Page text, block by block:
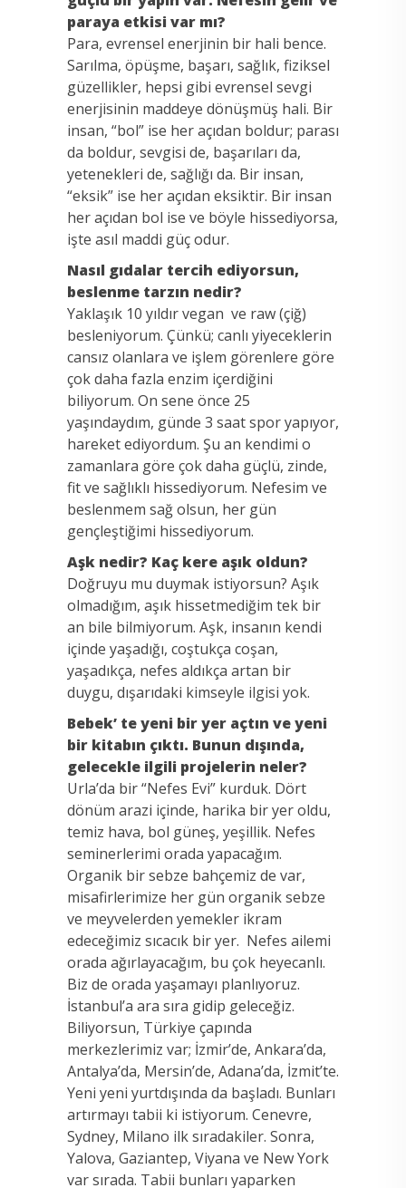
paraya etkisi var mı?
Para, evrensel enerjinin bir hali bence.
Sarılma, öpüşme, başarı, sağlık, fiziksel
güzellikler, hepsi gibi evrensel sevgi
enerjisinin maddeye dönüşmüş hali. Bir
insan, “bol” ise her açıdan boldur; parası
da boldur, sevgisi de, başarıları da,
yetenekleri de, sağlığı da. Bir insan,
“eksik” ise her açıdan eksiktir. Bir insan
her açıdan bol ise ve böyle hissediyorsa,
işte asıl maddi güç odur.
Nasıl gıdalar tercih ediyorsun,
beslenme tarzın nedir?
Yaklaşık 10 yıldır vegan ve raw (çiğ)
besleniyorum. Çünkü; canlı yiyeceklerin
cansız olanlara ve işlem görenlere göre
çok daha fazla enzim içerdiğini
biliyorum. On sene önce 25
yaşındaydım, günde 3 saat spor yapıyor,
hareket ediyordum. Şu an kendimi o
zamanlara göre çok daha güçlü, zinde,
fit ve sağlıklı hissediyorum. Nefesim ve
beslenmem sağ olsun, her gün
gençleştiğimi hissediyorum.
Aşk nedir? Kaç kere aşık oldun?
Doğruyu mu duymak istiyorsun? Aşık
olmadığım, aşık hissetmediğim tek bir
an bile bilmiyorum. Aşk, insanın kendi
içinde yaşadığı, coştukça coşan,
yaşadıkça, nefes aldıkça artan bir
duygu, dışarıdaki kimseyle ilgisi yok.
Bebek’ te yeni bir yer açtın ve yeni
bir kitabın çıktı. Bunun dışında,
gelecekle ilgili projelerin neler?
Urla’da bir “Nefes Evi” kurduk. Dört
dönüm arazi içinde, harika bir yer oldu,
temiz hava, bol güneş, yeşillik. Nefes
seminerlerimi orada yapacağım.
Organik bir sebze bahçemiz de var,
misafirlerimize her gün organik sebze
ve meyvelerden yemekler ikram
edeceğimiz sıcacık bir yer. Nefes ailemi
orada ağırlayacağım, bu çok heyecanlı.
Biz de orada yaşamayı planlıyoruz.
İstanbul’a ara sıra gidip geleceğiz.
Biliyorsun, Türkiye çapında
merkezlerimiz var; İzmir’de, Ankara’da,
Antalya’da, Mersin’de, Adana’da, İzmit’te.
Yeni yeni yurtdışında da başladı. Bunları
artırmayı tabii ki istiyorum. Cenevre,
Sydney, Milano ilk sıradakiler. Sonra,
Yalova, Gaziantep, Viyana ve New York
var sırada. Tabii bunları yaparken